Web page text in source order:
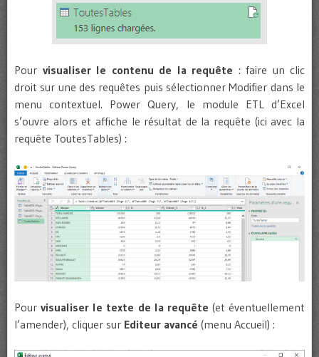
Pour visualiser le contenu de la requête : faire un clic
droit sur une des requêtes puis sélectionner Modifier dans le
menu contextuel. Power Query, le module ETL d’Excel
s’ouvre alors et affiche le résultat de la requête (ici avec la
requête ToutesTables) :
Pourvisualiser le texte de la requête (et éventuellement
l’amender), cliquer sur Editeur avancé (menu Accueil) :